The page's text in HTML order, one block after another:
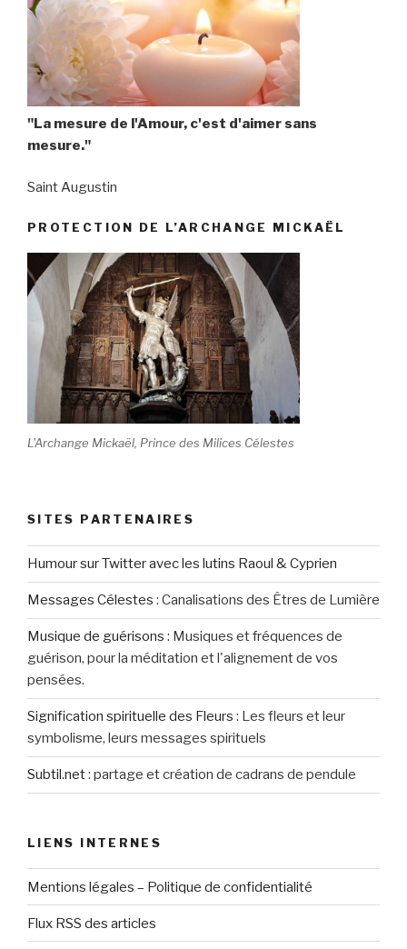
"La mesure de l'Amour, c'est d'aimer sans
mesure."
Saint Augustin
PROTECTION DE L’ARCHANGE MICKAËL
L'Archange Mickaël, Prince des Milices Célestes
SITES PARTENAIRES
Humour sur Twitter avec les lutins Raoul & Cyprien
Messages Célestes : Canalisations des Êtres de Lumière
Musique de guérisons : Musiques et fréquences de
guérison, pour la méditation et l'alignement de vos
pensées.
Signification spirituelle des Fleurs : Les fleurs et leur
symbolisme, leurs messages spirituels
Subtil.net: partage et création de cadrans de pendule
LIENS INTERNES
Mentions légales – Politique de confidentialité
Flux RSS des articles